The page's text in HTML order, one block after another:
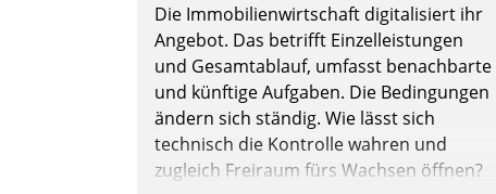
Die Immobilienwirtschaft digitalisiert ihr
Angebot. Das betrifft Einzelleistungen
und Gesamtablauf, umfasst benachbarte
und künftige Aufgaben. Die Bedingungen
ändern sich ständig. Wie lässt sich
technisch die Kontrolle wahren und
zugleich Freiraum fürs Wachsen öffnen?